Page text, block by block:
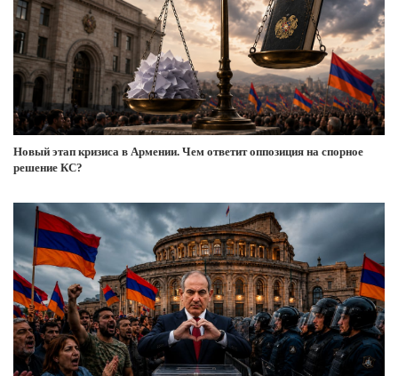
Новый этап кризиса в Армении. Чем ответит оппозиция на спорное
решение КС?